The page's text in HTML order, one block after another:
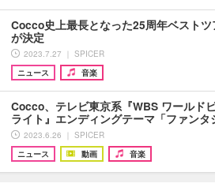
Cocco史上最長となった25周年ベスト
が決定
2023.7.27 ｜ SPICER
ニュース
音楽
Cocco、テレビ東京系『WBS ワールド
ライト』エンディングテーマ「ファン
2023.6.26 ｜ SPICER
ニュース
動画 音楽